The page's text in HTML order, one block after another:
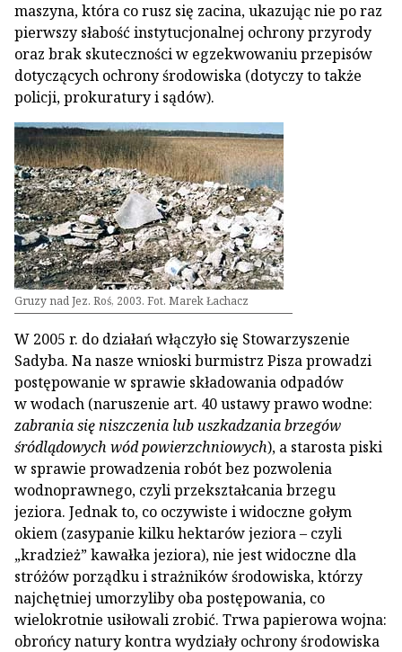
maszyna, która co rusz się zacina, ukazując nie po raz
pierwszy słabość instytucjonalnej ochrony przyrody
oraz brak skuteczności w egzekwowaniu przepisów
dotyczących ochrony środowiska (dotyczy to także
policji, prokuratury i sądów).
Gruzy nad Jez. Roś, 2003. Fot. Marek Łachacz
W 2005 r. do działań włączyło się Stowarzyszenie
Sadyba. Na nasze wnioski burmistrz Pisza prowadzi
postępowanie w sprawie składowania odpadów
w wodach (naruszenie art. 40 ustawy prawo wodne:
zabrania się niszczenia lub uszkadzania brzegów
śródlądowych wód powierzchniowych), a starosta piski
w sprawie prowadzenia robót bez pozwolenia
wodnoprawnego, czyli przekształcania brzegu
jeziora. Jednak to, co oczywiste i widoczne gołym
okiem (zasypanie kilku hektarów jeziora – czyli
„kradzież” kawałka jeziora), nie jest widoczne dla
stróżów porządku i strażników środowiska, którzy
najchętniej umorzyliby oba postępowania, co
wielokrotnie usiłowali zrobić. Trwa papierowa wojna:
obrońcy natury kontra wydziały ochrony środowiska